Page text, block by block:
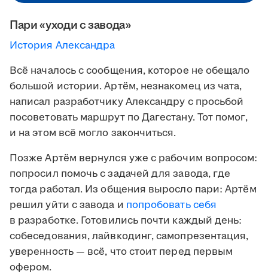
Пари «уходи с завода»
История Александра
Всё началось с сообщения, которое не обещало
большой истории. Артём, незнакомец из чата,
написал разработчику Александру с просьбой
посоветовать маршрут по Дагестану. Тот помог,
и на этом всё могло закончиться.
Позже Артём вернулся уже с рабочим вопросом:
попросил помочь с задачей для завода, где
тогда работал. Из общения выросло пари: Артём
решил уйти с завода и попробовать себя
в разработке. Готовились почти каждый день:
собеседования, лайвкодинг, самопрезентация,
уверенность — всё, что стоит перед первым
офером.